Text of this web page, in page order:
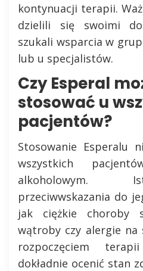
kontynuacji terapii.
dzielili się swoimi
szukali wsparcia w
lub u specjalistów.
Czy Esperal
stosować u
pacjentów?
Stosowanie Esperalu
wszystkich
alkoholowym.
przeciwwskazania do
jak ciężkie choroby
wątroby czy alergie na
rozpoczęciem
dokładnie ocenić stan